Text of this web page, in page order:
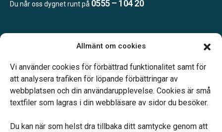
Allmänt om cookies
Vi använder cookies för förbättrad funktionalitet samt för
att analysera trafiken för löpande förbättringar av
webbplatsen och din användarupplevelse. Cookies är små
textfiler som lagras i din webbläsare av sidor du besöker.
Du kan när som helst dra tillbaka ditt samtycke genom att
Du når oss dygnet runt på 0555 – 104 20
Telefonjour dygnet runt.